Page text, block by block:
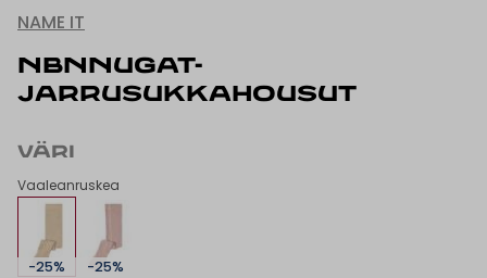
NAME IT
NBNNUGAT-
JARRUSUKKAHOUSUT
VÄRI
Vaaleanruskea
-25% -25%